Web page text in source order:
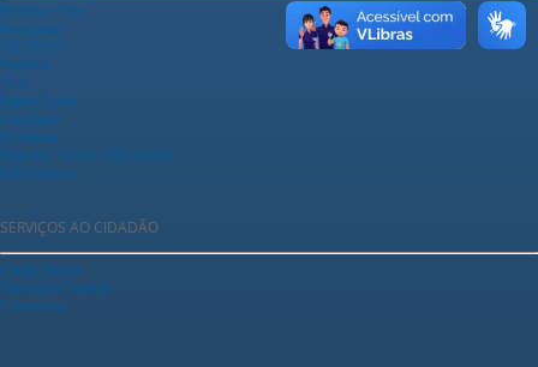
Prefeito e Vice
Secretarias
ARAPREV
SAEMA
TCA
Fundo Social
Legislação
Ouvidoria
Registrar Acesso a Informação
Fale Conosco
SERVIÇOS AO CIDADÃO
Ganha Tempo
Tributação Fazenda
Urbanismo